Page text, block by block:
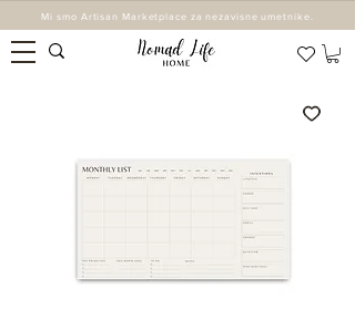
Mi smo Artisan Marketplace za nezavisne umetnike.